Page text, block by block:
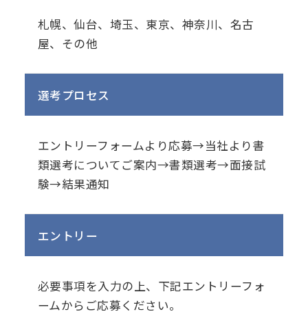
札幌、仙台、埼玉、東京、神奈川、名古
屋、その他
選考プロセス
エントリーフォームより応募→当社より書
類選考についてご案内→書類選考→面接試
験→結果通知
エントリー
必要事項を入力の上、下記エントリーフォ
ームからご応募ください。